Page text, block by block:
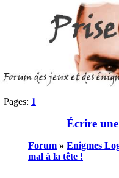
Pages: 1
Écrire
Forum » Enigmes
mal à la tête !